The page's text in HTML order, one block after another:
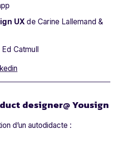
UX de Carine Lallemand &
Ed Catmull
designer@ Yousign
d’un autodidacte :